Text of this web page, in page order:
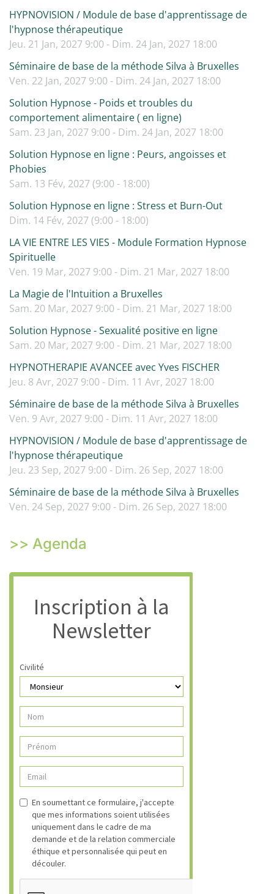
HYPNOVISION / Module de base d'apprentissage de
l'hypnose thérapeutique
Jeu. 21 Jan, 2027 9:00 - Dim. 24 Jan, 2027 18:00
Séminaire de base de la méthode Silva à Bruxelles
Ven. 22 Jan, 2027 9:00 - Dim. 24 Jan, 2027 18:00
Solution Hypnose - Poids et troubles du
comportement alimentaire ( en ligne)
Sam. 23 Jan, 2027 9:00 - Dim. 24 Jan, 2027 18:00
Solution Hypnose en ligne : Peurs, angoisses et
Phobies
Sam. 13 Fév, 2027 (9:00 - 18:00)
Solution Hypnose en ligne : Stress et Burn-Out
Dim. 14 Fév, 2027 (9:00 - 18:00)
LA VIE ENTRE LES VIES - Module Formation Hypnose
Spirituelle
Ven. 19 Mar, 2027 9:00 - Dim. 21 Mar, 2027 18:00
La Magie de l'Intuition a Bruxelles
Sam. 20 Mar, 2027 9:00 - Dim. 21 Mar, 2027 18:00
Solution Hypnose - Sexualité positive en ligne
Sam. 20 Mar, 2027 9:00 - Dim. 21 Mar, 2027 18:00
HYPNOTHERAPIE AVANCEE avec Yves FISCHER
Jeu. 8 Avr, 2027 9:00 - Dim. 11 Avr, 2027 18:00
Séminaire de base de la méthode Silva à Bruxelles
Ven. 9 Avr, 2027 9:00 - Dim. 11 Avr, 2027 18:00
HYPNOVISION / Module de base d'apprentissage de
l'hypnose thérapeutique
Jeu. 23 Sep, 2027 9:00 - Dim. 26 Sep, 2027 18:00
Séminaire de base de la méthode Silva à Bruxelles
Ven. 24 Sep, 2027 9:00 - Dim. 26 Sep, 2027 18:00
>> Agenda